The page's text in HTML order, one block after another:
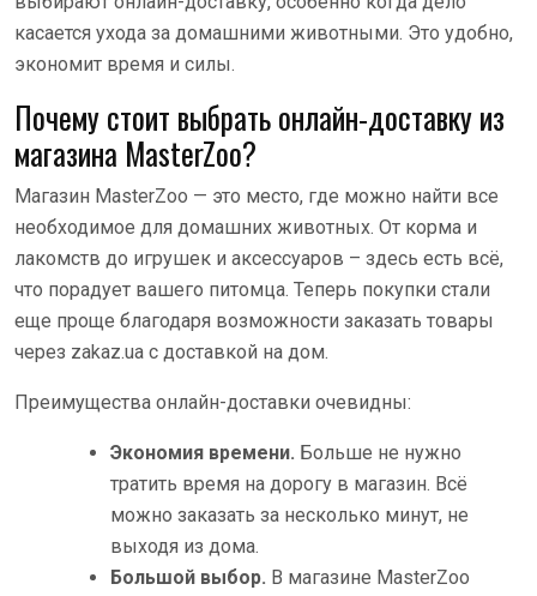
касается ухода за домашними животными. Это удобно,
экономит время и силы.
Почему стоит выбрать онлайн-доставку из
магазина MasterZoo?
Магазин MasterZoo — это место, где можно найти все
необходимое для домашних животных. От корма и
лакомств до игрушек и аксессуаров – здесь есть всё,
что порадует вашего питомца. Теперь покупки стали
еще проще благодаря возможности заказать товары
через zakaz.ua с доставкой на дом.
Преимущества онлайн-доставки очевидны:
Экономия времени. Больше не нужно
тратить время на дорогу в магазин. Всё
можно заказать за несколько минут, не
выходя из дома.
Большой выбор. В магазине MasterZoo